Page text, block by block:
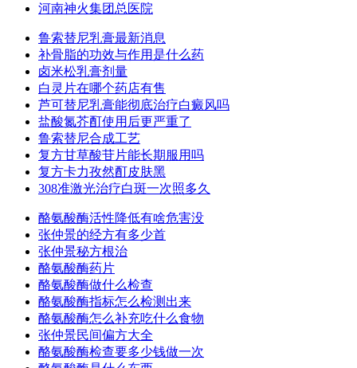
河南神火集团总医院
鲁索替尼乳膏最新消息
补骨脂的功效与作用是什么药
卤米松乳膏剂量
白灵片在哪个药店有售
芦可替尼乳膏能彻底治疗白癜风吗
盐酸氮芥酊使用后更严重了
鲁索替尼合成工艺
复方甘草酸苷片能长期服用吗
复方卡力孜然酊皮肤黑
308准激光治疗白斑一次照多久
酪氨酸酶活性降低有啥危害没
张仲景的经方有多少首
张仲景秘方根治
酪氨酸酶药片
酪氨酸酶做什么检查
酪氨酸酶指标怎么检测出来
酪氨酸酶怎么补充吃什么食物
张仲景民间偏方大全
酪氨酸酶检查要多少钱做一次